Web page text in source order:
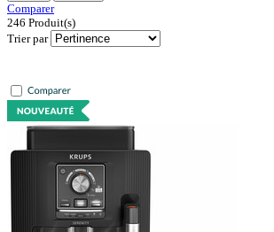
Comparer
246 Produit(s)
Trier par